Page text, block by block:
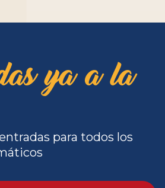
ya a la
para todos los